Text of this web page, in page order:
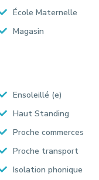
École Maternelle
Magasin
Ensoleillé (e)
Haut Standing
Proche commerces
Proche transport
Isolation phonique